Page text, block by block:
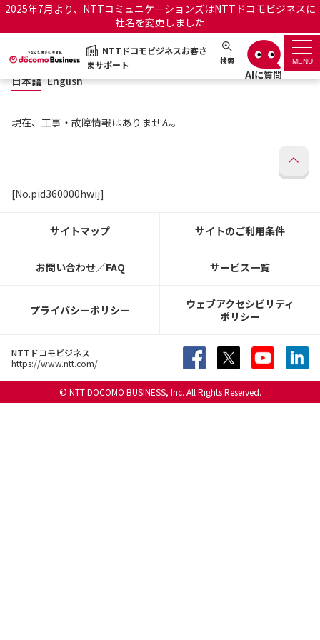
2025年7月より、NTTコミュニケーションズはNTTドコモビジネスに
社名を変更しました
NTTドコモビジネスお客さ
まサポート
検索 MENU
NTTドコモビジネスお客さまサポート 日本語 English
サポートトップ
サービス名から探す
日本語 English
現在、工事・故障情報はありません。
[No.pid360000hwij]
サイトマップ サイトのご利用条件
お問い合わせ／FAQ サービス一覧
プライバシーポリシー
ウェブアクセシビリティ
ポリシー
NTTドコモビジネス
https://www.ntt.com/
© NTT DOCOMO BUSINESS, Inc. All Rights Reserved.